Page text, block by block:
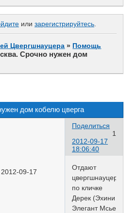
или зарегистрируйтесь.
Цвергшнауцера » Помощь
Срочно нужен дом
дом кобелю цверга
Поделиться
1
2012-09-17
18:06:40
2012-09-17
Отдают
цвергшнауцера
по кличке
Дерек (Эхини
Элегант Мсье